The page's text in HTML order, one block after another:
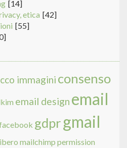
[14]
etica [42]
[55]
immagini consenso
email design email
gdpr gmail
mailchimp permission